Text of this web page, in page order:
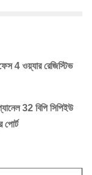
4 ওয়্যার রেজিস্টিভ
32 বিপি সিপিইউ